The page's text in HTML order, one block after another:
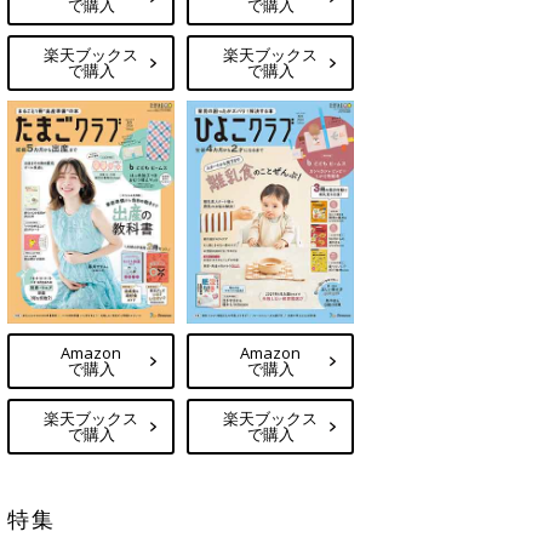
で購入
楽天ブックス
で購入
で購入
楽天ブックス
で購入
Amazon
で購入
楽天ブックス
で購入
Amazon
で購入
楽天ブックス
で購入
特集